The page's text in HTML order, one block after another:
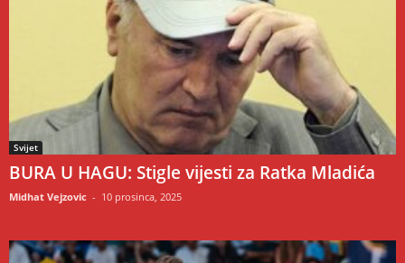
Svijet
BURA U HAGU: Stigle vijesti za Ratka Mladića
Midhat Vejzovic - 10 prosinca, 2025